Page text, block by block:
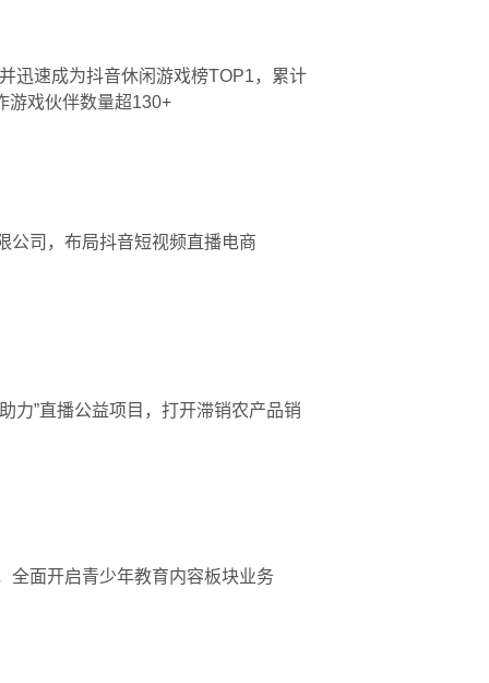
迅速成为抖音休闲游戏榜TOP1，累计
游戏伙伴数量超130+
公司，布局抖音短视频直播电商
力”直播公益项目，打开滞销农产品销
全面开启青少年教育内容板块业务